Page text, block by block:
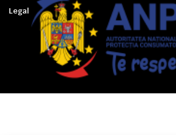
Legal